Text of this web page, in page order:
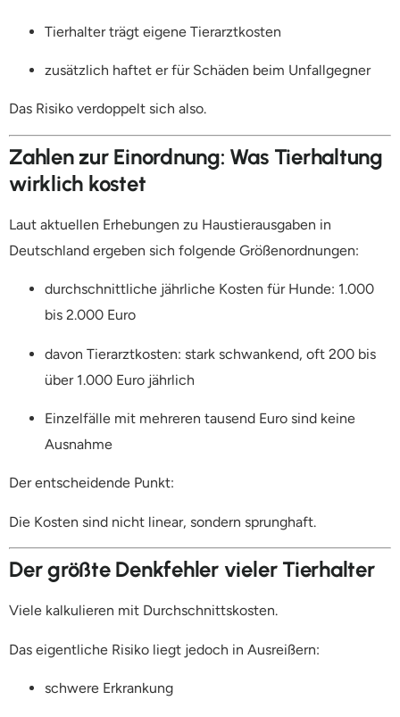
Tierhalter trägt eigene Tierarztkosten
zusätzlich haftet er für Schäden beim Unfallgegner
Das Risiko verdoppelt sich also.
Zahlen zur Einordnung: Was Tierhaltung
wirklich kostet
Laut aktuellen Erhebungen zu Haustierausgaben in
Deutschland ergeben sich folgende Größenordnungen:
durchschnittliche jährliche Kosten für Hunde: 1.000
bis 2.000 Euro
davon Tierarztkosten: stark schwankend, oft 200 bis
über 1.000 Euro jährlich
Einzelfälle mit mehreren tausend Euro sind keine
Ausnahme
Der entscheidende Punkt:
Die Kosten sind nicht linear, sondern sprunghaft.
Der größte Denkfehler vieler Tierhalter
Viele kalkulieren mit Durchschnittskosten.
Das eigentliche Risiko liegt jedoch in Ausreißern:
schwere Erkrankung